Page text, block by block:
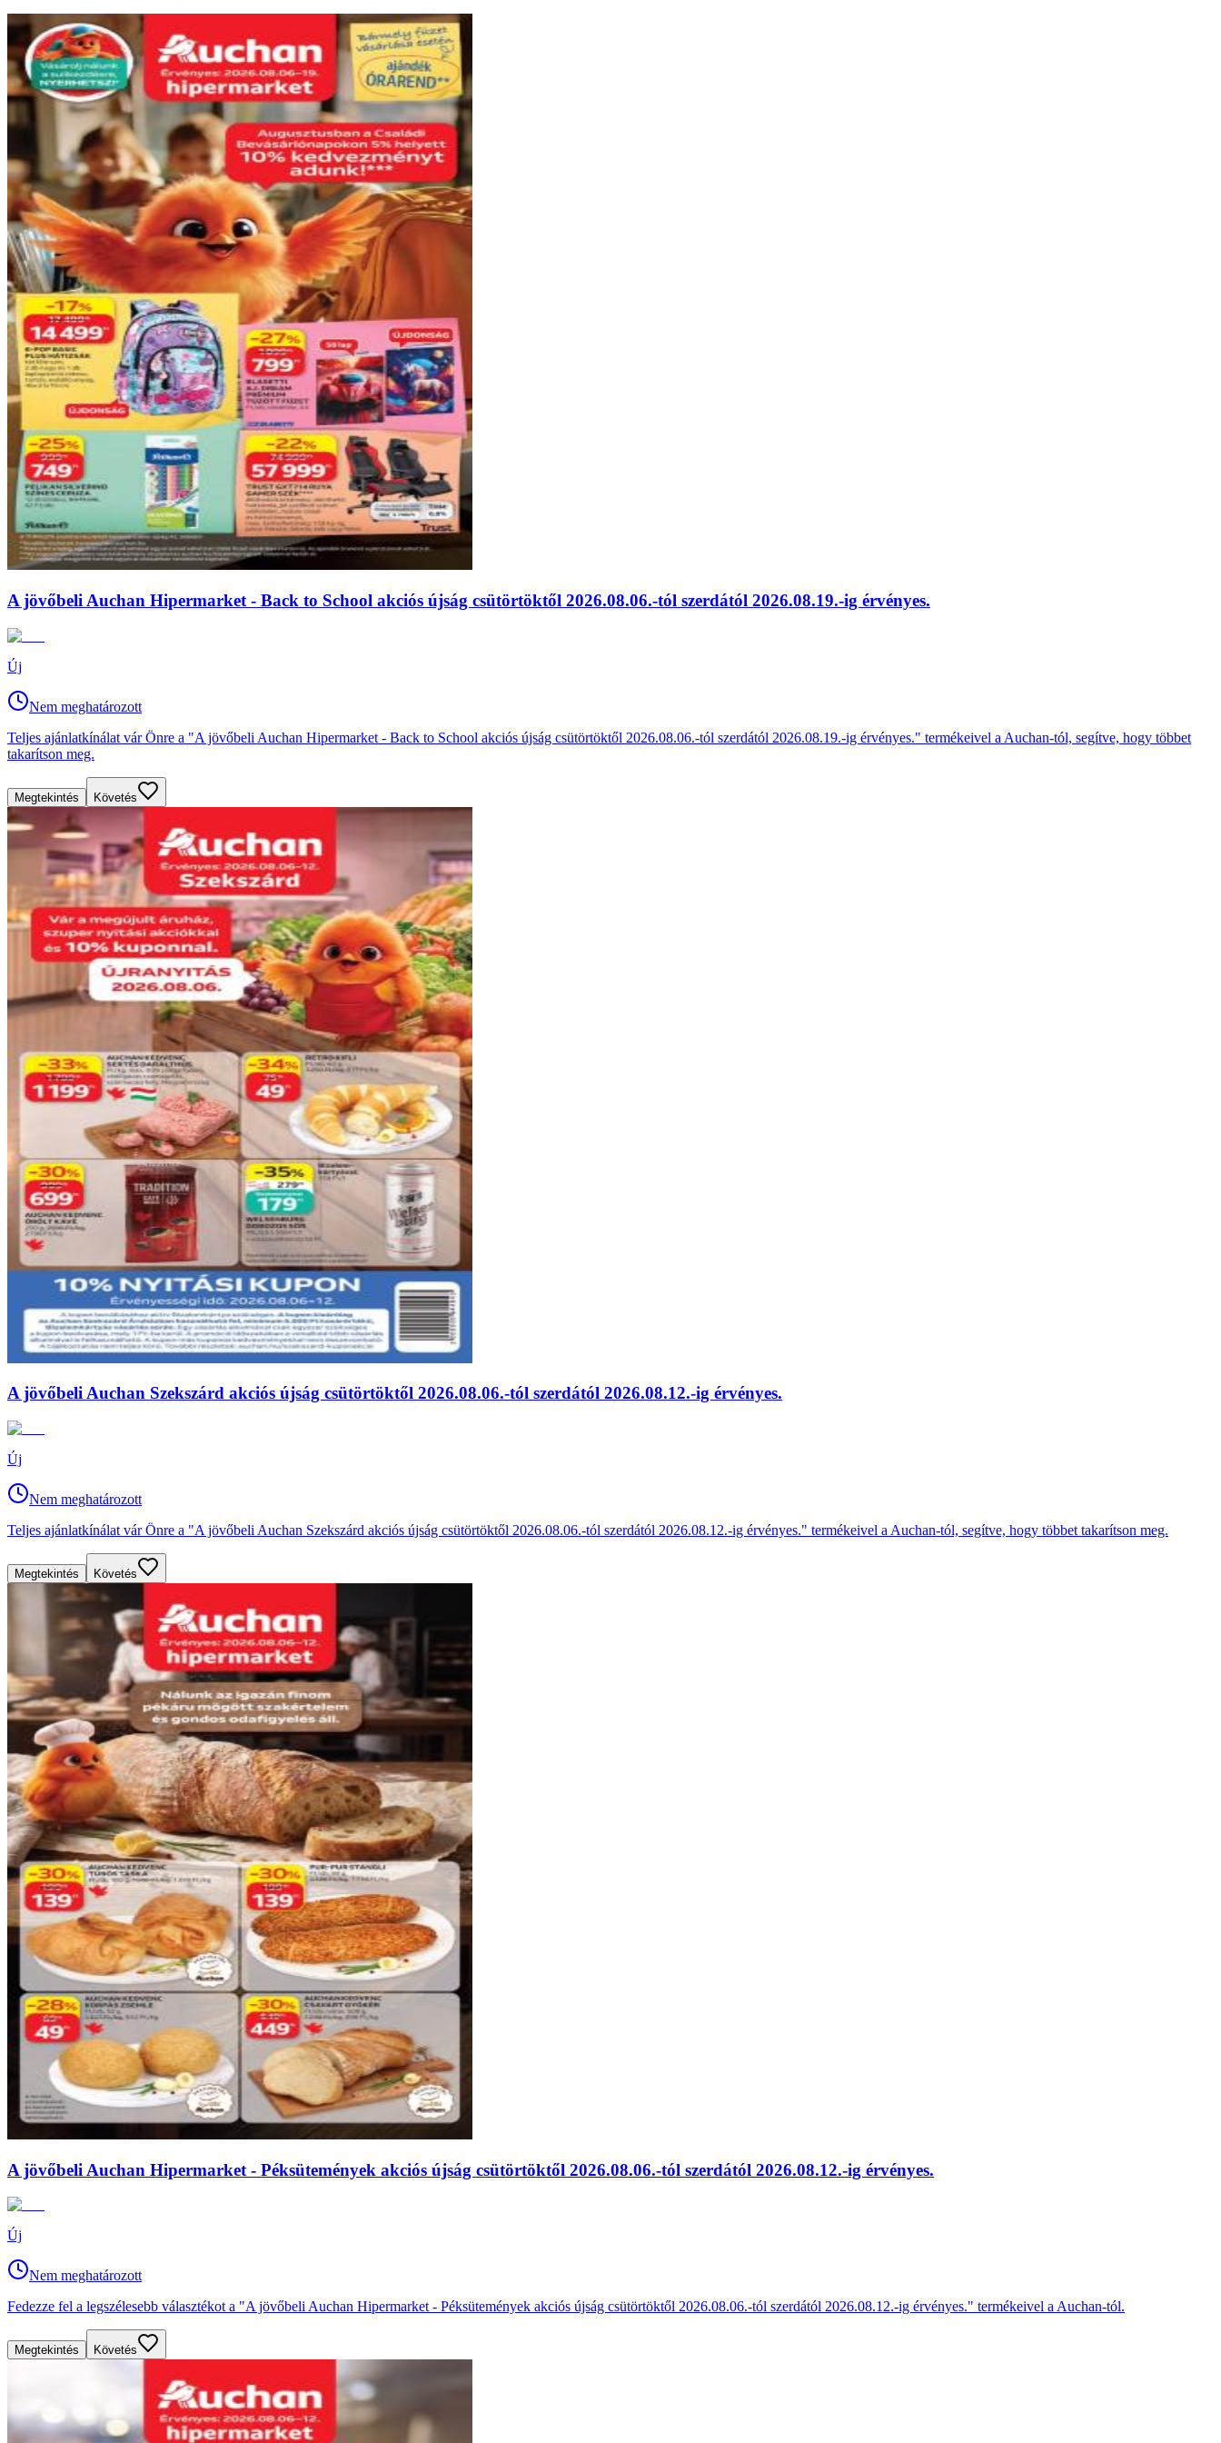
A jövőbeli Auchan Hipermarket - Back to School akciós újság csütörtöktől 2026.08.06.-tól szerdától 2026.08.19.-ig érvényes.
Új
Nem meghatározott
Teljes ajánlatkínálat vár Önre a "A jövőbeli Auchan Hipermarket - Back to School akciós újság csütörtöktől 2026.08.06.-tól szerdától 2026.08.19.-ig érvényes." termékeivel a Auchan-tól, segítve, hogy többet
takarítson meg.
Megtekintés Követés
A jövőbeli Auchan Szekszárd akciós újság csütörtöktől 2026.08.06.-tól szerdától 2026.08.12.-ig érvényes.
Új
Nem meghatározott
Teljes ajánlatkínálat vár Önre a "A jövőbeli Auchan Szekszárd akciós újság csütörtöktől 2026.08.06.-tól szerdától 2026.08.12.-ig érvényes." termékeivel a Auchan-tól, segítve, hogy többet takarítson meg.
Megtekintés Követés
A jövőbeli Auchan Hipermarket - Péksütemények akciós újság csütörtöktől 2026.08.06.-tól szerdától 2026.08.12.-ig érvényes.
Új
Nem meghatározott
Fedezze fel a legszélesebb választékot a "A jövőbeli Auchan Hipermarket - Péksütemények akciós újság csütörtöktől 2026.08.06.-tól szerdától 2026.08.12.-ig érvényes." termékeivel a Auchan-tól.
Megtekintés Követés